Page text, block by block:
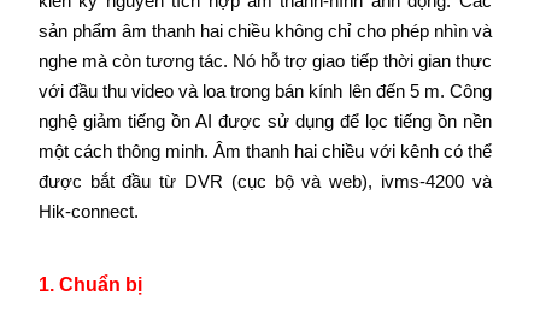
sản phẩm âm thanh hai chiều không chỉ cho phép nhìn và
nghe mà còn tương tác. Nó hỗ trợ giao tiếp thời gian thực
với đầu thu video và loa trong bán kính lên đến 5 m. Công
nghệ giảm tiếng ồn AI được sử dụng để lọc tiếng ồn nền
một cách thông minh. Âm thanh hai chiều với kênh có thể
được bắt đầu từ DVR (cục bộ và web), ivms-4200 và
Hik-connect.
1. Chuẩn bị